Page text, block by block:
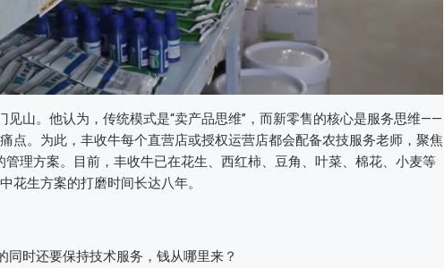
见山。他认为，传统模式是“卖产品思维”，而新零售的核心是服务思维——
点。为此，丰收牛每个直营店或授权运营店都会配备农技服务老师，聚焦
理方案。目前，丰收牛已在花生、西红柿、豆角、叶菜、棉花、小麦等
花生方案的打磨时间长达八年。
同时还要保持技术服务，钱从哪里来？